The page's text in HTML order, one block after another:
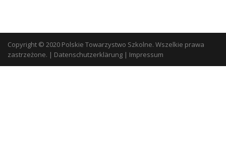
Copyright © 2020 Polskie Towarzystwo Szkolne. Wszelkie prawa
zastrzeżone. | Datenschutzerklärung | Impressum